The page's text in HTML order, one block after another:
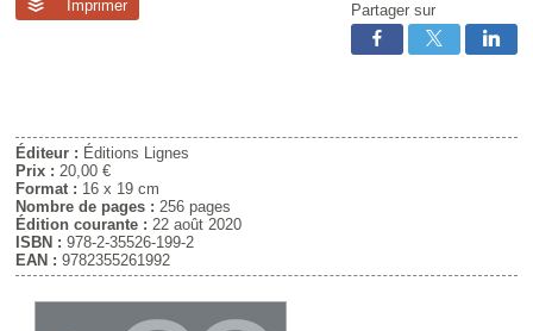
Imprimer Partager sur
Éditeur : Éditions Lignes
Prix : 20,00 €
Format : 16 x 19 cm
Nombre de pages : 256 pages
Édition courante : 22 août 2020
ISBN : 978-2-35526-199-2
EAN : 9782355261992